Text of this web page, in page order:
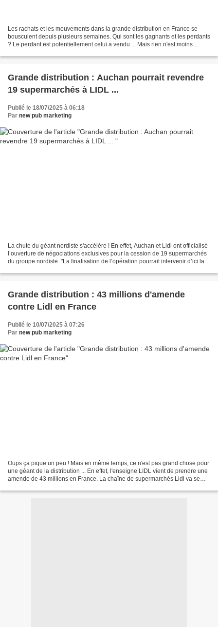
Les rachats et les mouvements dans la grande distribution en France se
bousculent depuis plusieurs semaines. Qui sont les gagnants et les perdants
? Le perdant est potentiellement celui a vendu ... Mais rien n'est moins
Grande distribution : Auchan pourrait revendre
19 supermarchés à LIDL ...
Publié le 18/07/2025 à 06:18
Par new pub marketing
La chute du géant nordiste s'accélère ! En effet, Auchan et Lidl ont officialisé
l’ouverture de négociations exclusives pour la cession de 19 supermarchés
du groupe nordiste. "La finalisation de l’opération pourrait intervenir d’ici la
Grande distribution : 43 millions d'amende
contre Lidl en France
Publié le 10/07/2025 à 07:26
Par new pub marketing
Oups ça pique un peu ! Mais en même temps, ce n'est pas grand chose pour
une géant de la distribution ... En effet, l'enseigne LIDL vient de prendre une
amende de 43 millions en France. La chaîne de supermarchés Lidl va se